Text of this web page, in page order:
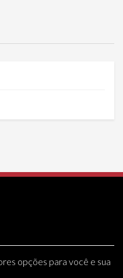
opções para você e sua